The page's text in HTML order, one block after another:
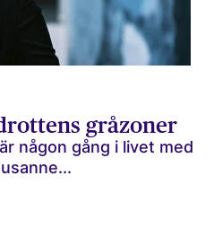
gråzoner
någon gång i livet med